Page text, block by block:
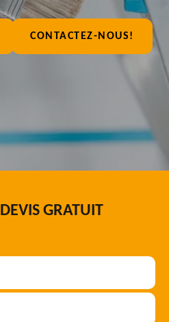
CONTACTEZ-NOUS!
DEVIS GRATUIT